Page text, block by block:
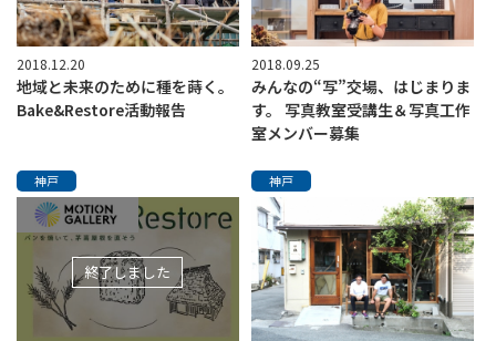
2018.12.20
地域と未来のために種を蒔く。
Bake&Restore活動報告
2018.09.25
みんなの“写”交場、はじまりま
す。 写真教室受講生＆写真工作
室メンバー募集
神戸
終了しました
神戸